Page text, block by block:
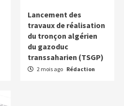
Lancement des
travaux de réalisation
du tronçon algérien
du gazoduc
transsaharien (TSGP)
2 mois ago Rédaction